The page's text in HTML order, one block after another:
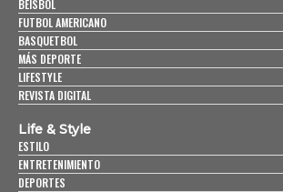
BEISBOL
FUTBOL AMERICANO
BASQUETBOL
MÁS DEPORTE
LIFESTYLE
REVISTA DIGITAL
Life & Style
ESTILO
ENTRETENIMIENTO
DEPORTES